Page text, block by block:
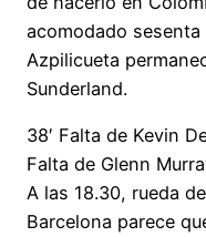
acomodado
Azpilicueta
Sunderland.
38′ Falta de Kevin
Falta de Glenn
A las 18.30, rueda
Barcelona parece